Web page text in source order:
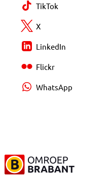
TikTok
X
LinkedIn
Flickr
WhatsApp